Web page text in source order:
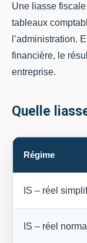
Une liasse
tableaux
l’administration.
financière, le
entreprise.
Quelle
Régime
IS – réel
IS – réel normal